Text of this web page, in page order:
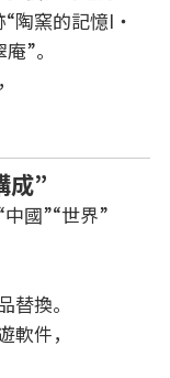
陶窯的記憶I・
”。
成”
國”“世界”
換。
件，